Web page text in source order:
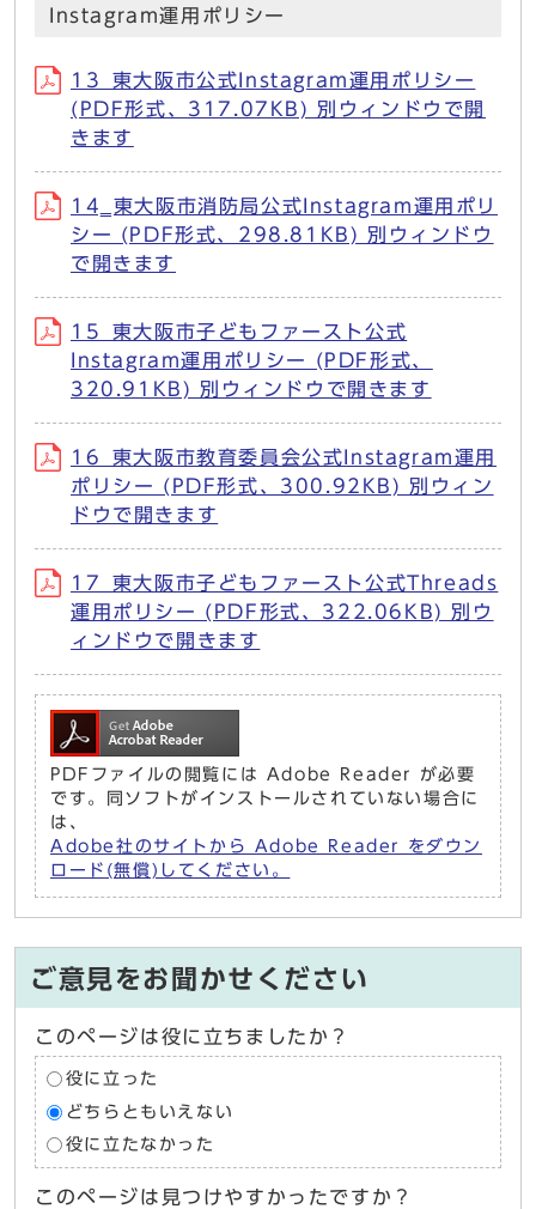
Instagram運用ポリシー
13_東大阪市公式Instagram運用ポリシー
(PDF形式、317.07KB) 別ウィンドウで開
きます
14‗東大阪市消防局公式Instagram運用ポリ
シー (PDF形式、298.81KB) 別ウィンドウ
で開きます
15_東大阪市子どもファースト公式
Instagram運用ポリシー (PDF形式、
320.91KB) 別ウィンドウで開きます
16_東大阪市教育委員会公式Instagram運用
ポリシー (PDF形式、300.92KB) 別ウィン
ドウで開きます
17_東大阪市子どもファースト公式Threads
運用ポリシー (PDF形式、322.06KB) 別ウ
ィンドウで開きます
PDFファイルの閲覧には Adobe Reader が必要
です。同ソフトがインストールされていない場合に
は、
Adobe社のサイトから Adobe Reader をダウン
ロード(無償)してください。
ご意見をお聞かせください
このページは役に立ちましたか？
役に立った
どちらともいえない
役に立たなかった
このページは見つけやすかったですか？